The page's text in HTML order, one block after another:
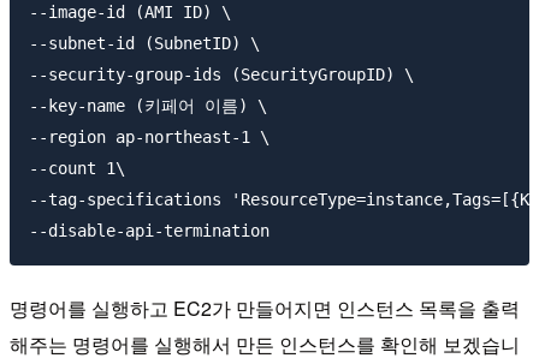
--image-id (AMI ID) \
--subnet-id (SubnetID) \
--security-group-ids (SecurityGroupID) \
--key-name (키페어 이름) \
--region ap-northeast-1 \
--count 1\
--tag-specifications
명령어를 실행하고 EC2가 만들어지면 인스턴스 목록을 출력
해주는 명령어를 실행해서 만든 인스턴스를 확인해 보겠습니